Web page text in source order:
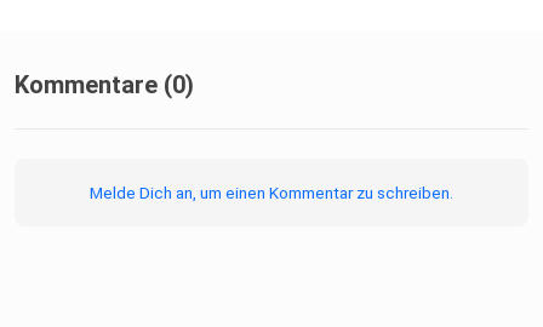
Kommentare (0)
Melde Dich an, um einen Kommentar zu schreiben.